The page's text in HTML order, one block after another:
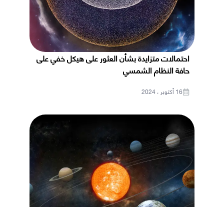
احتمالات متزايدة بشأن العثور على هيكل خفي على
حافة النظام الشمسي
16 أكتوبر ، 2024